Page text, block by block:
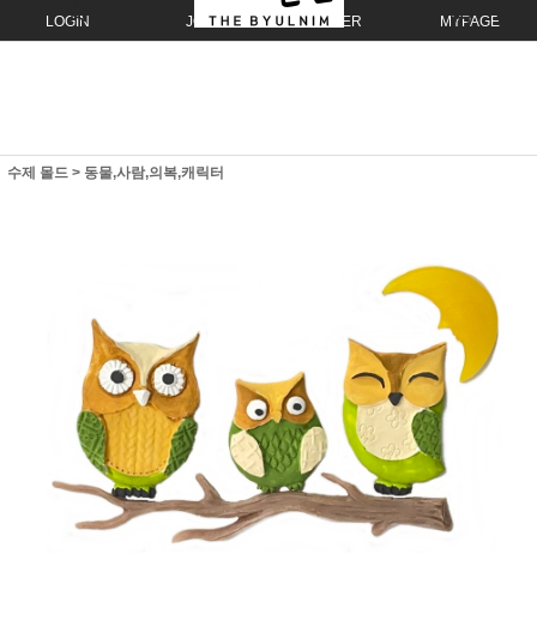
LOGIN JOIN ORDER MYPAGE
수제 몰드 > 동물,사람,의복,캐릭터